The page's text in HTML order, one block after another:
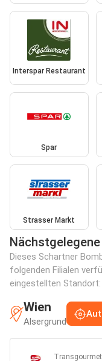
Interspar Restaurant
Spar
Strasser Markt
Dieses Schartner
folgenden Filialen
eingestellten Standort:
Wien
Alsergrund
Transgourmet